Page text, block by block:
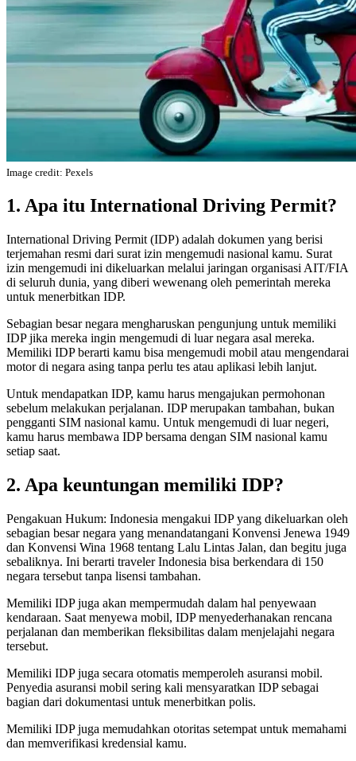
Image credit: Pexels
1. Apa itu International Driving Permit?
International Driving Permit (IDP) adalah dokumen yang berisi
terjemahan resmi dari surat izin mengemudi nasional kamu. Surat
izin mengemudi ini dikeluarkan melalui jaringan organisasi AIT/FIA
di seluruh dunia, yang diberi wewenang oleh pemerintah mereka
untuk menerbitkan IDP.
Sebagian besar negara mengharuskan pengunjung untuk memiliki
IDP jika mereka ingin mengemudi di luar negara asal mereka.
Memiliki IDP berarti kamu bisa mengemudi mobil atau mengendarai
motor di negara asing tanpa perlu tes atau aplikasi lebih lanjut.
Untuk mendapatkan IDP, kamu harus mengajukan permohonan
sebelum melakukan perjalanan. IDP merupakan tambahan, bukan
pengganti SIM nasional kamu. Untuk mengemudi di luar negeri,
kamu harus membawa IDP bersama dengan SIM nasional kamu
setiap saat.
2. Apa keuntungan memiliki IDP?
Pengakuan Hukum: Indonesia mengakui IDP yang dikeluarkan oleh
sebagian besar negara yang menandatangani Konvensi Jenewa 1949
dan Konvensi Wina 1968 tentang Lalu Lintas Jalan, dan begitu juga
sebaliknya. Ini berarti traveler Indonesia bisa berkendara di 150
negara tersebut tanpa lisensi tambahan.
Memiliki IDP juga akan mempermudah dalam hal penyewaan
kendaraan. Saat menyewa mobil, IDP menyederhanakan rencana
perjalanan dan memberikan fleksibilitas dalam menjelajahi negara
tersebut.
Memiliki IDP juga secara otomatis memperoleh asuransi mobil.
Penyedia asuransi mobil sering kali mensyaratkan IDP sebagai
bagian dari dokumentasi untuk menerbitkan polis.
Memiliki IDP juga memudahkan otoritas setempat untuk memahami
dan memverifikasi kredensial kamu.